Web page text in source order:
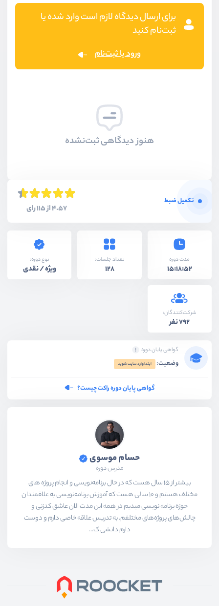
برای ارسال دیدگاه لازم است وارد شده یا
ثبت‌نام کنید
ورود یا ثبت‌نام
هنوز دیدگاهی ثبت‌نشده
تکمیل ضبط
4.57 از 115 رای
مدت دوره
15:18:52
تعداد جلسات:
128
نوع دوره:
ویژه / نقدی
شرکت‌کنندگان:
792 نفر
گواهی پایان دوره
وضعیت: ابتدا وارد سایت شوید
گواهی پایان دوره راکت چیست؟
حسام موسوی
مدرس دوره
بیشتر از ۱۵ سال هست که در حال برنامه‌نویسی و انجام پروژه های
مختلف هستم و ۱۰ سالی هست که آموزش برنامه‌نویسی به علاقمندان
حوزه برنامه نویسی میدیم در همه این مدت الان عاشق کدزنی و
چالش‌های پروژه‌های مختلفم. به تدریس علاقه خاصی دارم و دوست
دارم دانشی ک...